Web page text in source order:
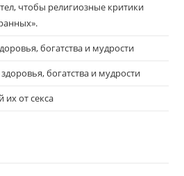
чтобы религиозные критики
богатства и мудрости
богатства и мудрости
их от секса